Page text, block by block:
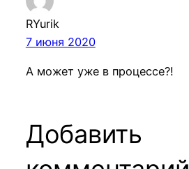
RYurik
7 июня 2020
А может уже в процессе?!
Добавить